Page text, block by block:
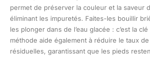
permet de préserver la couleur et la saveur
éliminant les impuretés. Faites-les bouillir
les plonger dans de l’eau glacée : c’est la
méthode aide également à réduire le taux
résiduelles, garantissant que les pieds